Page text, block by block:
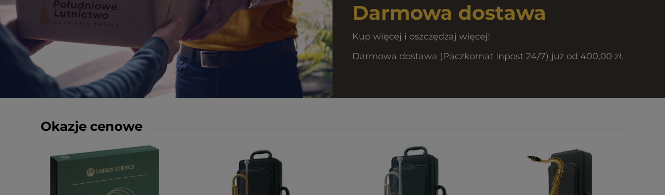
Darmowa dostawa
Kup więcej i oszczędzaj więcej!
Darmowa dostawa (Paczkomat Inpost 24/7) już od 400,00 zł.
Okazje cenowe